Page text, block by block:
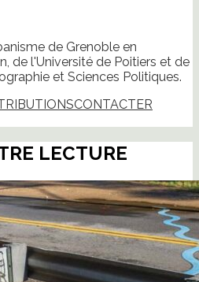
de Grenoble en
de l'Université de Poitiers et de
et Sciences Politiques.
CONTACTER
LECTURE